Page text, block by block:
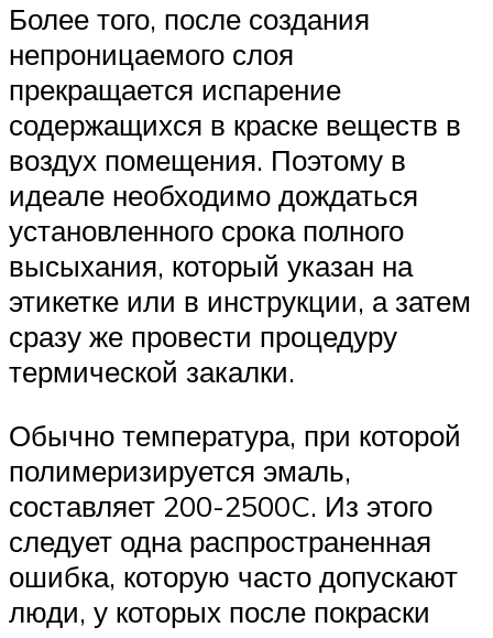
Более того, после создания
непроницаемого слоя
прекращается испарение
содержащихся в краске веществ в
воздух помещения. Поэтому в
идеале необходимо дождаться
установленного срока полного
высыхания, который указан на
этикетке или в инструкции, а затем
сразу же провести процедуру
термической закалки.
Обычно температура, при которой
полимеризируется эмаль,
составляет 200-2500C. Из этого
следует одна распространенная
ошибка, которую часто допускают
люди, у которых после покраски